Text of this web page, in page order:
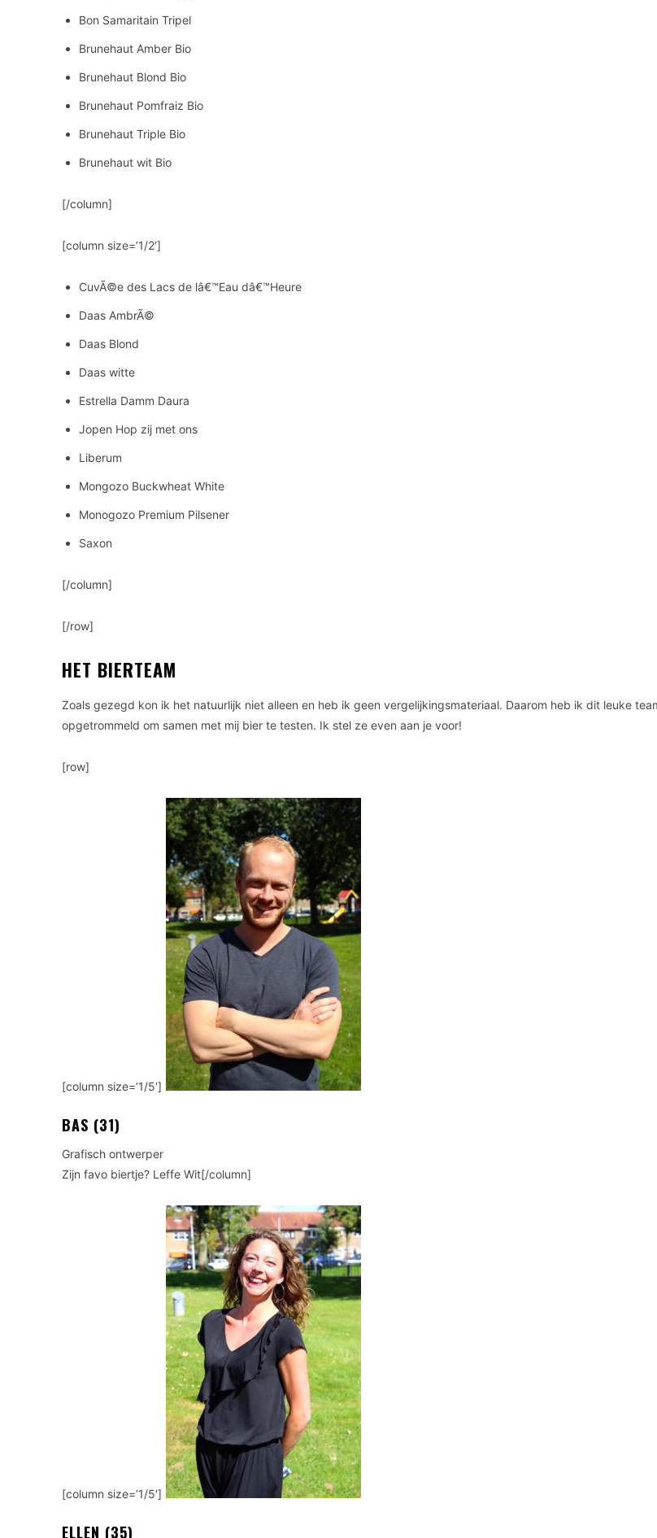
Bon Samaritain Tripel
Brunehaut Amber Bio
Brunehaut Blond Bio
Brunehaut Pomfraiz Bio
Brunehaut Triple Bio
Brunehaut wit Bio
[/column]
[column size=’1/2′]
CuvÃ©e des Lacs de lâ€™Eau dâ€™Heure
Daas AmbrÃ©
Daas Blond
Daas witte
Estrella Damm Daura
Jopen Hop zij met ons
Liberum
Mongozo Buckwheat White
Monogozo Premium Pilsener
Saxon
[/column]
[/row]
HET BIERTEAM
Zoals gezegd kon ik het natuurlijk niet alleen en heb ik geen vergelijkingsmateriaal. Daarom heb ik dit leuke
opgetrommeld om samen met mij bier te testen. Ik stel ze even aan je voor!
[row]
[column size=’1/5′]
BAS (31)
Grafisch ontwerper
Zijn favo biertje? Leffe Wit[/column]
[column size=’1/5′]
ELLEN (35)